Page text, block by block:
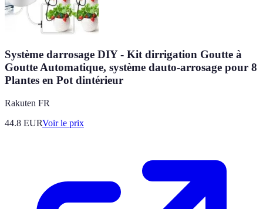
Système darrosage DIY - Kit dirrigation Goutte à
Goutte Automatique, système dauto-arrosage pour 8
Plantes en Pot dintérieur
Rakuten FR
44.8 EURVoir le prix